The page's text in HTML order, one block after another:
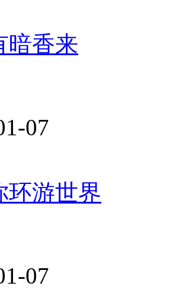
暗香来
07
环游世界
07